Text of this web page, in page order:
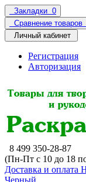
Закладки 0
Сравнение товаров
Личный кабинет
Регистрация
Авторизация
8 499 350-28-87
(Пн-Пт с 10 до 18
Доставка и оплата
Черный